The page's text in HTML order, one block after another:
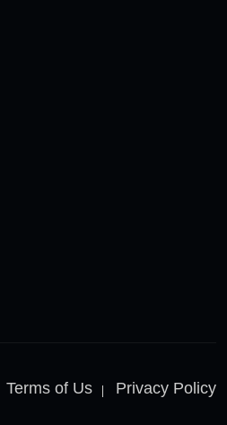
Terms of Us Privacy Policy